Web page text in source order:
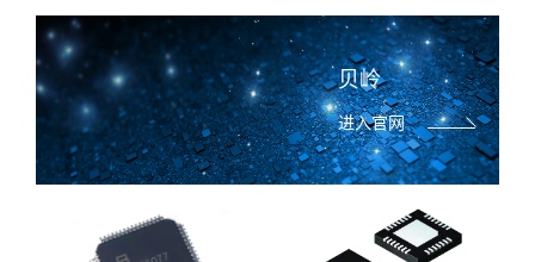
贝岭
进入官网